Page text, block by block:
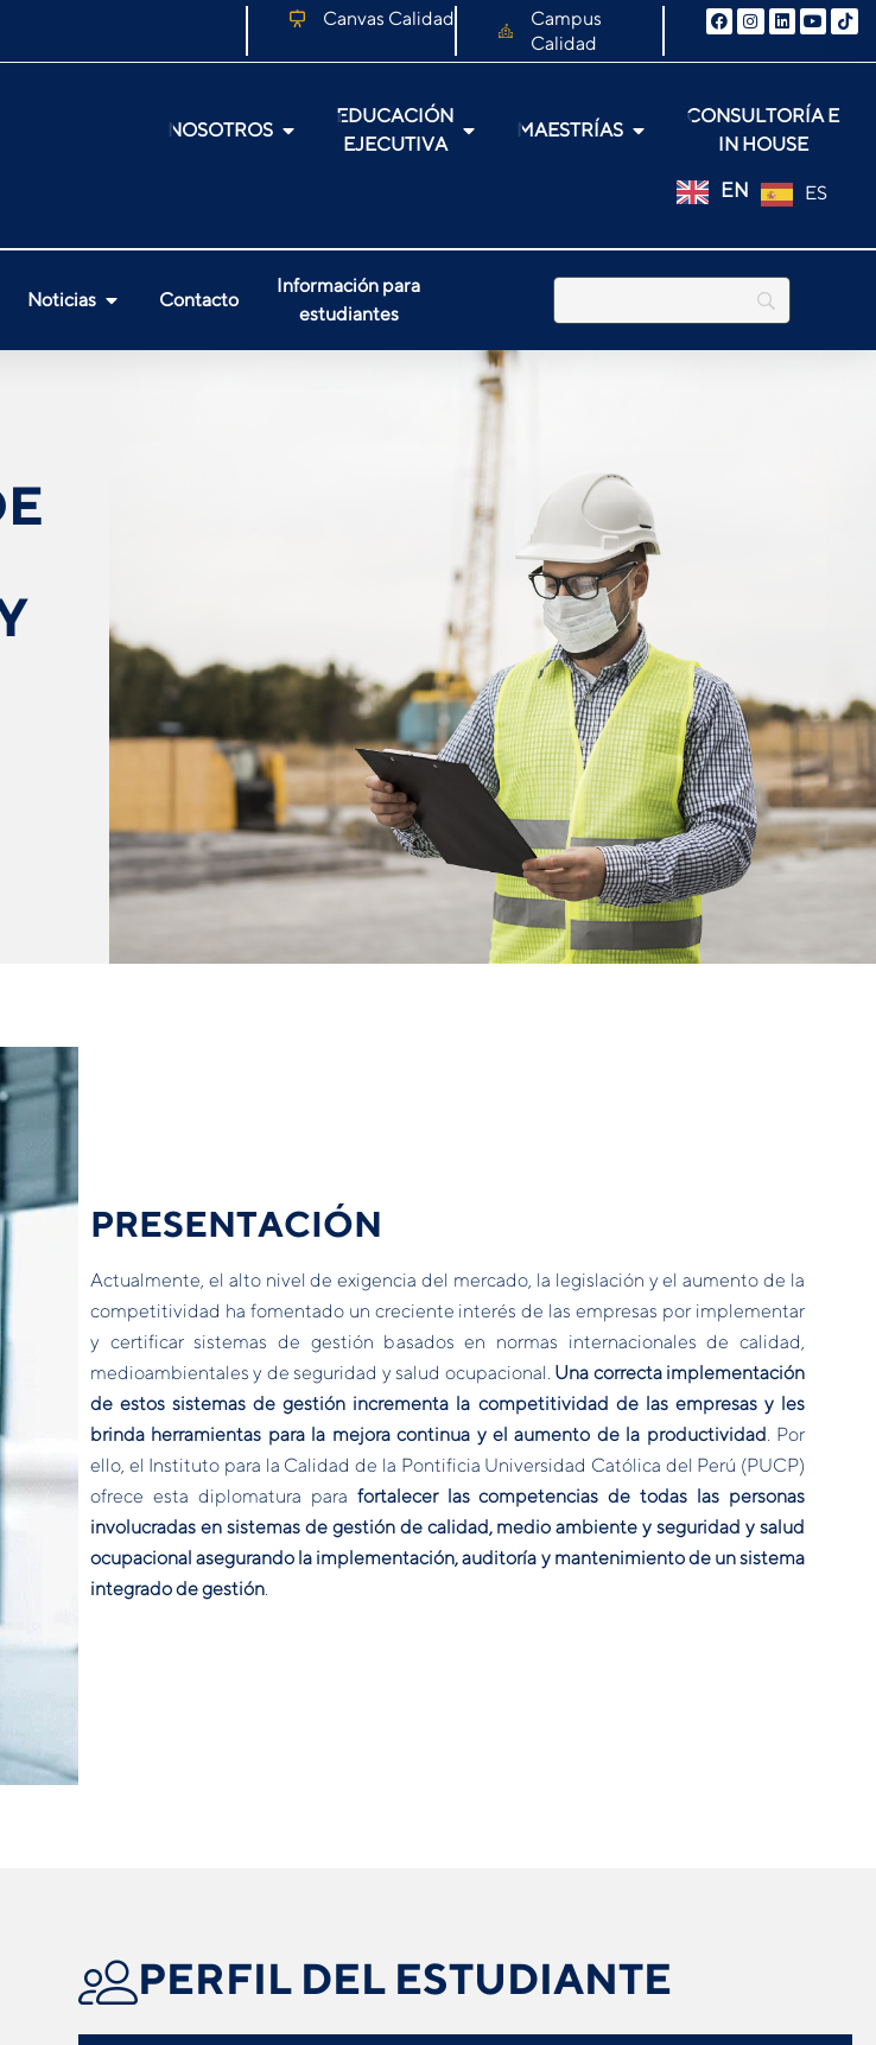
Canvas Calidad
Campus
Calidad
NOSOTROS
EDUCACIÓN
EJECUTIVA
MAESTRÍAS
CONSULTORÍA E
IN HOUSE
EN ES
Noticias Contacto
Información para
estudiantes
PRESENTACIÓN
Actualmente, el alto nivel de exigencia del mercado, la legislación y el aumento de la
competitividad ha fomentado un creciente interés de las empresas por implementar
y certificar sistemas de gestión basados en normas internacionales de calidad,
medioambientales y de seguridad y salud ocupacional. Una correcta implementación
de estos sistemas de gestión incrementa la competitividad de las empresas y les
brinda herramientas para la mejora continua y el aumento de la productividad . Por
ello, el Instituto para la Calidad de la Pontificia Universidad Católica del Perú (PUCP)
ofrece esta diplomatura para fortalecer las competencias de todas las personas
involucradas en sistemas de gestión de calidad, medio ambiente y seguridad y salud
ocupacional asegurando la implementación, auditoría y mantenimiento de un sistema
integrado de gestión
PERFIL DEL ESTUDIANTE